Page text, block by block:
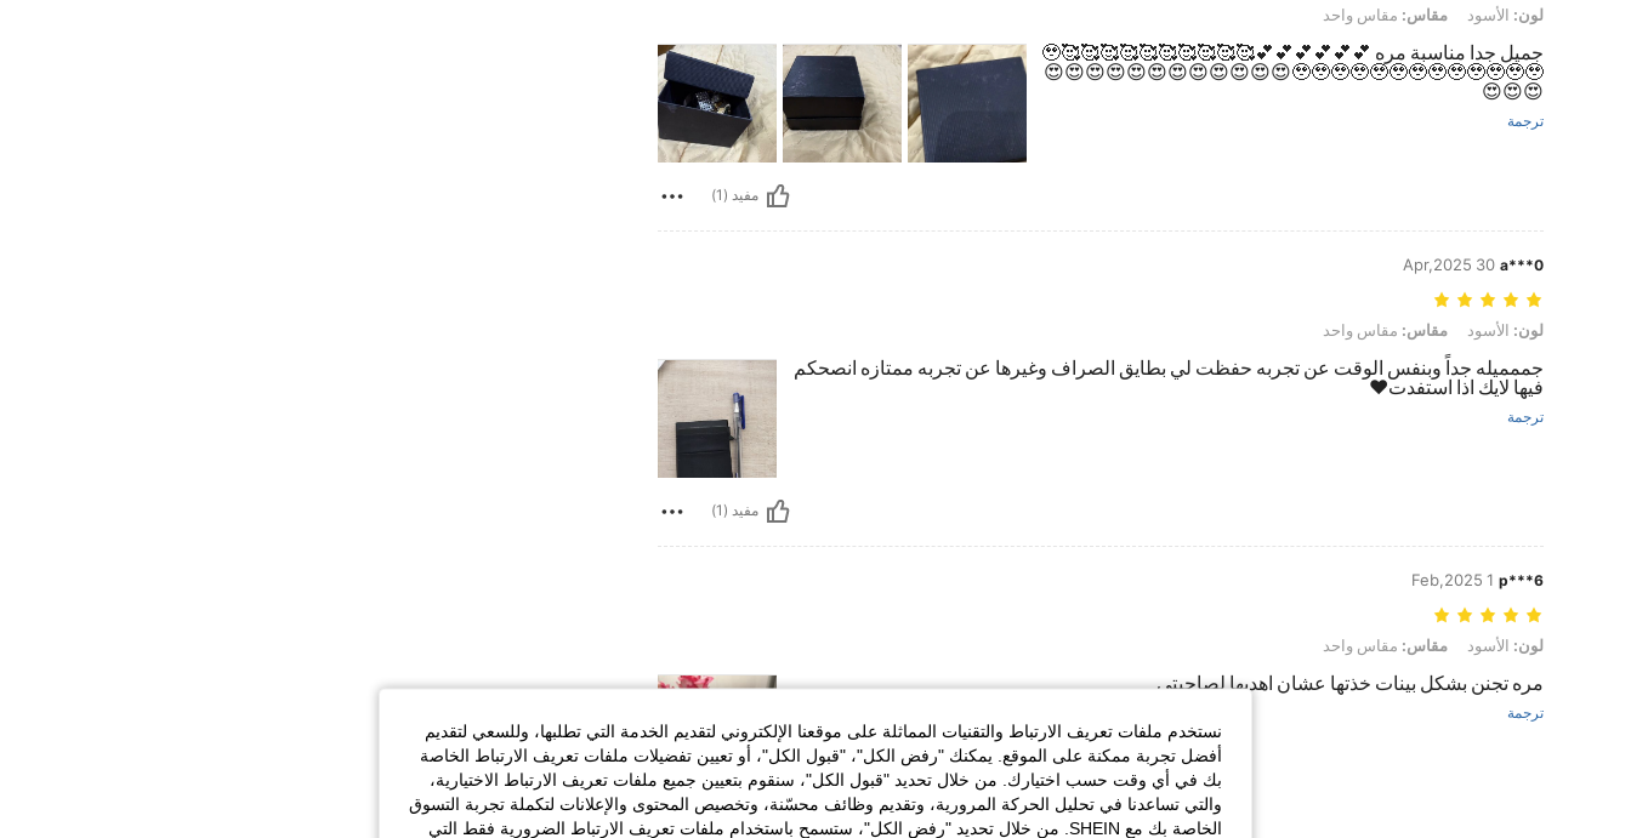
لون: الأسود, مقاس: مقاس واحد
لون: الأسود مقاس: مقاس واحد
جميل جدا مناسبة مره 💕💕💕💕💕💕🥰🥰🥰🥰🥰🥰🥰🥰🥰🥰🥹
🥹🥹🥹🥹🥹🥹🥹🥹🥹🥹🥹🥹🥹😍😍😍😍😍😍😍😍😍😍😍😍
😍😍😍
ترجمة
مفيد (1)
a***0
30 Apr,2025
لون: الأسود, مقاس: مقاس واحد
لون: الأسود مقاس: مقاس واحد
جممميله جداً وبنفس الوقت عن تجربه حفظت لي بطايق الصراف وغيرها عن تجربه ممتازه انصحكم
فيها لايك اذا استفدت❤
ترجمة
مفيد (1)
6***p
1 Feb,2025
لون: الأسود, مقاس: مقاس واحد
لون: الأسود مقاس: مقاس واحد
مره تجنن بشكل بينات خذتها عشان اهديها لصاحبتي
ترجمة
مفيد (1)
نستخدم ملفات تعريف الارتباط والتقنيات المماثلة على موقعنا الإلكتروني لتقديم الخدمة التي تطلبها، وللسعي لتقديم
أفضل تجربة ممكنة على الموقع. يمكنك "رفض الكل"، "قبول الكل"، أو تعيين تفضيلات ملفات تعريف الارتباط الخاصة
بك في أي وقت حسب اختيارك. من خلال تحديد "قبول الكل"، سنقوم بتعيين جميع ملفات تعريف الارتباط الاختيارية،
والتي تساعدنا في تحليل الحركة المرورية، وتقديم وظائف محسّنة، وتخصيص المحتوى والإعلانات لتكملة تجربة التسوق
الخاصة بك مع SHEIN. من خلال تحديد "رفض الكل"، ستسمح باستخدام ملفات تعريف الارتباط الضرورية فقط التي